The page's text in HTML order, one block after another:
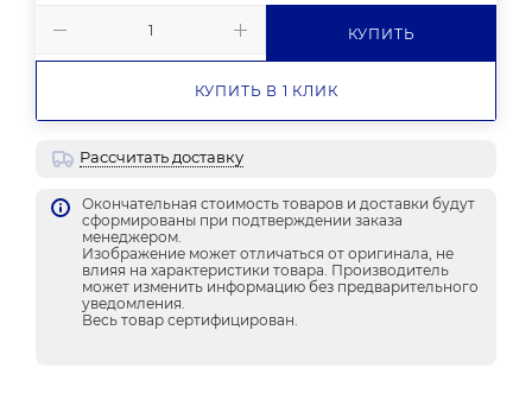
КУПИТЬ
КУПИТЬ В 1 КЛИК
Рассчитать доставку
Окончательная стоимость товаров и доставки будут
сформированы при подтверждении заказа
менеджером.
Изображение может отличаться от оригинала, не
влияя на характеристики товара. Производитель
может изменить информацию без предварительного
уведомления.
Весь товар сертифицирован.